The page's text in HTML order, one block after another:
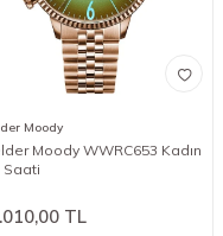
Moody
Moody WWRC653 Kadın
Saati
TL